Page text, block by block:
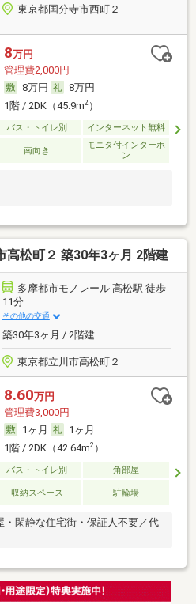
東京都国分寺市西町２
8万円
管理費2,000円
8万円
8万円
1階 / 2DK（45.9m2）
バス・トイレ別 インターネット無料
南向き
モニタ付インターホ
ン
高松町２ 築30年3ヶ月 2階建
多摩都市モノレール 高松駅 徒歩
11分
その他の交通
築30年3ヶ月 / 2階建
東京都立川市高松町２
8.60万円
管理費3,000円
1ヶ月
1ヶ月
1階 / 2DK（42.64m2）
バス・トイレ別
角部屋
収納スペース 駐輪場
・閑静な住宅街・保証人不要／代